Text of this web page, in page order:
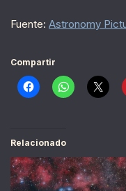
Fuente: Astronomy
Compartir
Relacionado